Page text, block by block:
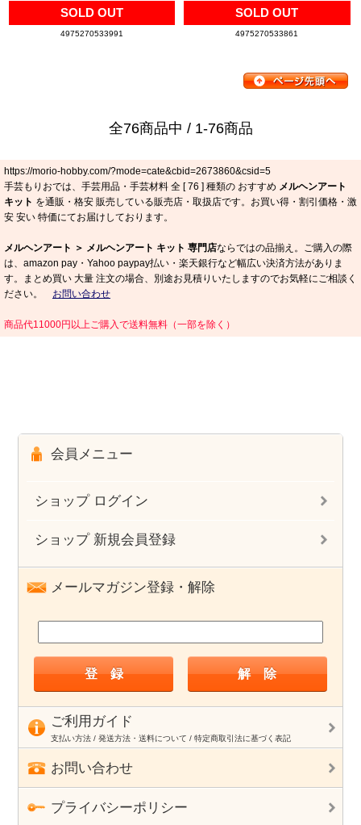
SOLD OUT
4975270533991
SOLD OUT
4975270533861
全76商品中 / 1-76商品
https://morio-hobby.com/?mode=cate&cbid=2673860&csid=5
手芸もりおでは、手芸用品・手芸材料 全 [76 ] 種類の おすすめ メルヘンアート
キット を通販・格安 販売している販売店・取扱店です。お買い得・割引価格・激
安 安い 特価にてお届けしております。
メルヘンアート ＞ メルヘンアート キット 専門店ならではの品揃え。ご購入の際
は、amazon pay・Yahoo paypay払い・楽天銀行など幅広い決済方法がありま
す。まとめ買い 大量 注文の場合、別途お見積りいたしますのでお気軽にご相談く
ださい。 お問い合わせ
商品代11000円以上ご購入で送料無料（一部を除く）
会員メニュー
ショップ ログイン
ショップ 新規会員登録
メールマガジン登録・解除
ご利用ガイド
支払い方法 / 発送方法・送料について / 特定商取引法に基づく表記
お問い合わせ
プライバシーポリシー